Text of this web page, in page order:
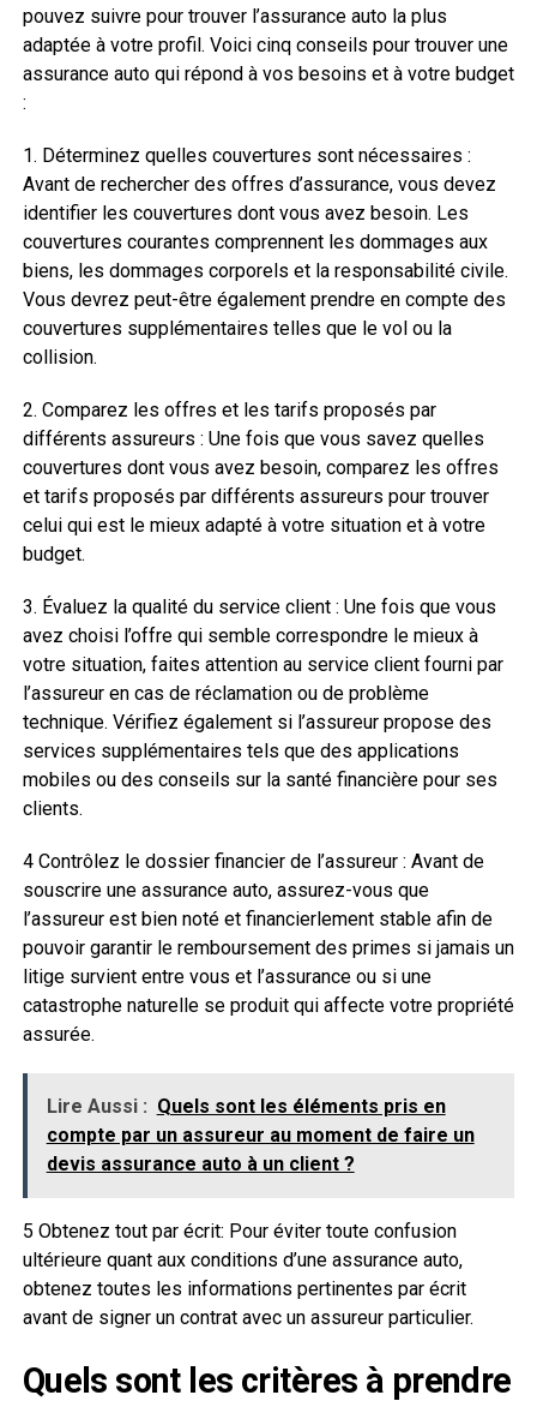
pouvez suivre pour trouver l’assurance auto la plus
adaptée à votre profil. Voici cinq conseils pour trouver une
assurance auto qui répond à vos besoins et à votre budget
:
1. Déterminez quelles couvertures sont nécessaires :
Avant de rechercher des offres d’assurance, vous devez
identifier les couvertures dont vous avez besoin. Les
couvertures courantes comprennent les dommages aux
biens, les dommages corporels et la responsabilité civile.
Vous devrez peut-être également prendre en compte des
couvertures supplémentaires telles que le vol ou la
collision.
2. Comparez les offres et les tarifs proposés par
différents assureurs : Une fois que vous savez quelles
couvertures dont vous avez besoin, comparez les offres
et tarifs proposés par différents assureurs pour trouver
celui qui est le mieux adapté à votre situation et à votre
budget.
3. Évaluez la qualité du service client : Une fois que vous
avez choisi l’offre qui semble correspondre le mieux à
votre situation, faites attention au service client fourni par
l’assureur en cas de réclamation ou de problème
technique. Vérifiez également si l’assureur propose des
services supplémentaires tels que des applications
mobiles ou des conseils sur la santé financière pour ses
clients.
4 Contrôlez le dossier financier de l’assureur : Avant de
souscrire une assurance auto, assurez-vous que
l’assureur est bien noté et financierlement stable afin de
pouvoir garantir le remboursement des primes si jamais un
litige survient entre vous et l’assurance ou si une
catastrophe naturelle se produit qui affecte votre propriété
assurée.
Lire Aussi : Quels sont les éléments pris en
compte par un assureur au moment de faire un
devis assurance auto à un client ?
5 Obtenez tout par écrit: Pour éviter toute confusion
ultérieure quant aux conditions d’une assurance auto,
obtenez toutes les informations pertinentes par écrit
avant de signer un contrat avec un assureur particulier.
Quels sont les critères à prendre